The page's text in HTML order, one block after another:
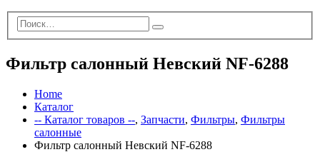
Фильтр салонный Невский NF-6288
Home
Каталог
-- Каталог товаров --, Запчасти, Фильтры, Фильтры
салонные
Фильтр салонный Невский NF-6288